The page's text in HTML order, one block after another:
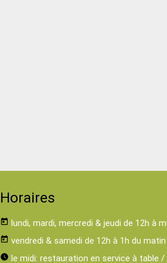
Horaires
today lundi, mardi, mercredi & jeudi de 12h à
today vendredi & samedi de 12h à 1h du matin
watch_later le midi: restauration en service à table /